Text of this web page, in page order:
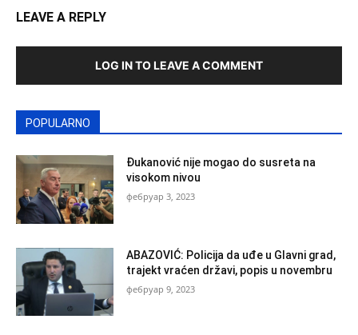
LEAVE A REPLY
LOG IN TO LEAVE A COMMENT
POPULARNO
Đukanović nije mogao do susreta na
visokom nivou
фебруар 3, 2023
ABAZOVIĆ: Policija da uđe u Glavni grad,
trajekt vraćen državi, popis u novembru
фебруар 9, 2023